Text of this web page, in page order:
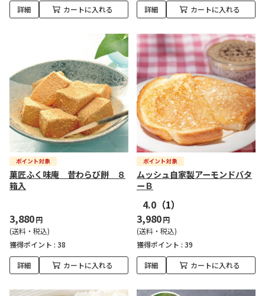
詳細 カートに入れる 詳細 カートに入れる
菓匠ふく味庵 昔わらび餅 ８
箱入
3,880円
(送料・税込)
獲得ポイント : 38
詳細 カートに入れる
ムッシュ自家製アーモンドバタ
ーＢ
4.0 （1）
3,980円
(送料・税込)
獲得ポイント : 39
詳細 カートに入れる